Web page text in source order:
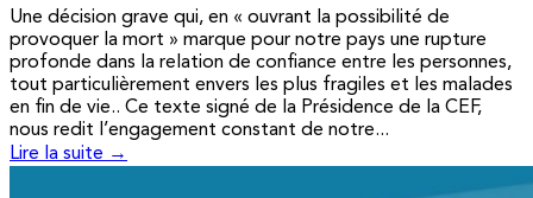
Une décision grave qui, en « ouvrant la possibilité de
provoquer la mort » marque pour notre pays une rupture
profonde dans la relation de confiance entre les personnes,
tout particulièrement envers les plus fragiles et les malades
en fin de vie.. Ce texte signé de la Présidence de la CEF,
nous redit l’engagement constant de notre...
Lire la suite →